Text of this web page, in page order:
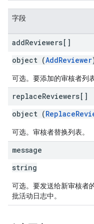
字段
addReviewers[]
object (AddReviewer
可选。要添加的审核者列表
replaceReviewers[]
object (
可选。审核者替换列表。
message
string
可选。要发送给新审核者
批活动日志中。